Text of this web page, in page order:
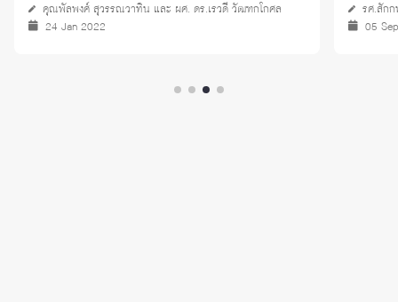
คุณพัลพงศ์ สุวรรณวาทิน และ ผศ. ดร.เรวดี วัฒฑกโกศล
24 Jan 2022
รศ.สัก
05